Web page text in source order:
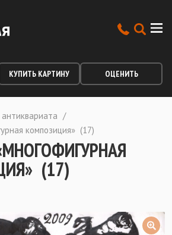
КУПИТЬ КАРТИНУ ОЦЕНИТЬ
антиквариата /
композиция» (17)
(17)